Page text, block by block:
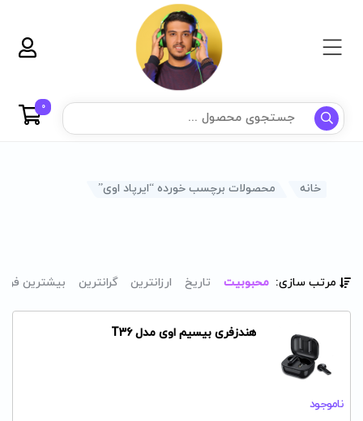
0
خانه محصولات برچسب خورده “ایرپاد اوی”
مرتب سازی: محبوبیت تاریخ ارزانترین گرانترین بیشترین
هندزفری بیسیم اوی مدل T36
ناموجود